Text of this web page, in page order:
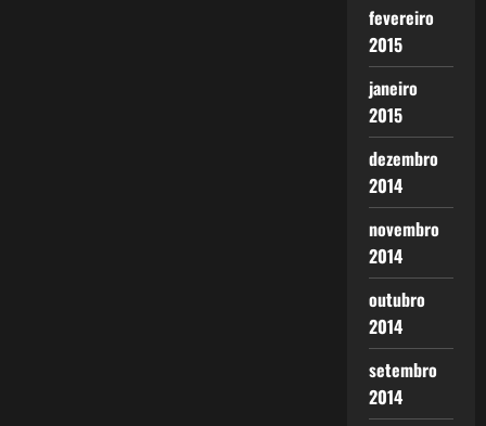
fevereiro
2015
janeiro
2015
dezembro
2014
novembro
2014
outubro
2014
setembro
2014